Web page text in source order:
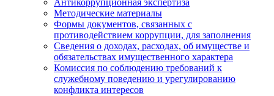
Антикоррупционная экспертиза
Методические материалы
Формы документов, связанных с
противодействием коррупции, для заполнения
Сведения о доходах, расходах, об имуществе и
обязательствах имущественного характера
Комиссия по соблюдению требований к
служебному поведению и урегулированию
конфликта интересов